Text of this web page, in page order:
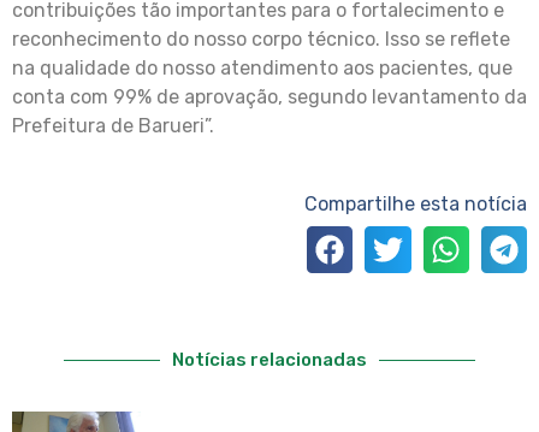
contribuições tão importantes para o fortalecimento e
reconhecimento do nosso corpo técnico. Isso se reflete
na qualidade do nosso atendimento aos pacientes, que
conta com 99% de aprovação, segundo levantamento da
Prefeitura de Barueri”.
Compartilhe esta notícia
Notícias relacionadas